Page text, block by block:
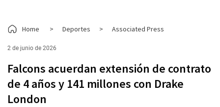
Home > Deportes > Associated Press
2 de junio de 2026
Falcons acuerdan extensión de contrato
de 4 años y 141 millones con Drake
London